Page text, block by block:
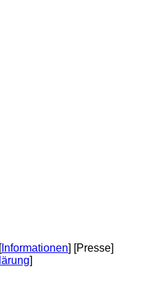
Informationen] [Presse]
]